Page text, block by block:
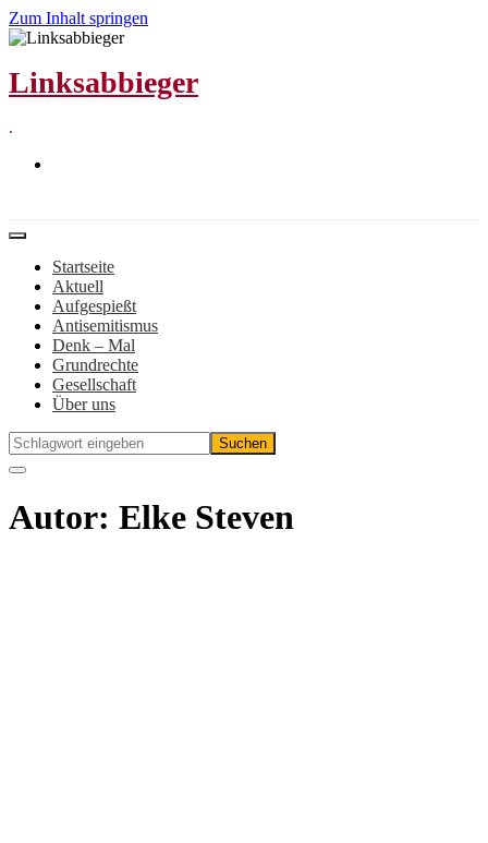
Zum Inhalt springen
Linksabbieger
.
Startseite
Aktuell
Aufgespießt
Antisemitismus
Denk – Mal
Grundrechte
Gesellschaft
Über uns
Autor: Elke Steven